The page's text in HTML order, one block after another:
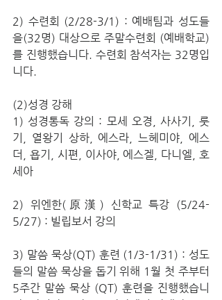
2) 수련회 (2/28-3/1) : 예배팀과 성도들
을(32명) 대상으로 주말수련회 (예배학교)
를 진행했습니다. 수련회 참석자는 32명입
니다.
(2)성경 강해
1) 성경통독 강의 : 모세 오경, 사사기, 룻
기, 열왕기 상하, 에스라, 느헤미야, 에스
더, 욥기, 시편, 이사야, 에스겔, 다니엘, 호
세아
2) 위엔한(原漢) 신학교 특강 (5/24-
5/27) : 빌립보서 강의
3) 말씀 묵상(QT) 훈련 (1/3-1/31) : 성도
들의 말씀 묵상을 돕기 위해 1월 첫 주부터
5주간 말씀 묵상 (QT) 훈련을 진행했습니